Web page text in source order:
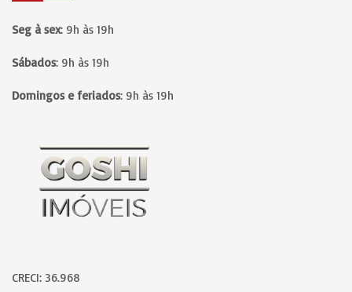
Seg à sex: 9h às 19h
Sábados: 9h às 19h
Domingos e feriados: 9h às 19h
Página inicial
CRECI: 36.968